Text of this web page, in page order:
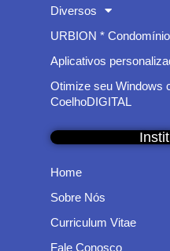
Diversos
URBION *
Aplicativos
Otimize seu Windows
CoelhoDIGITAL
Home
Sobre Nós
Curriculum Vitae
Fale Conosco